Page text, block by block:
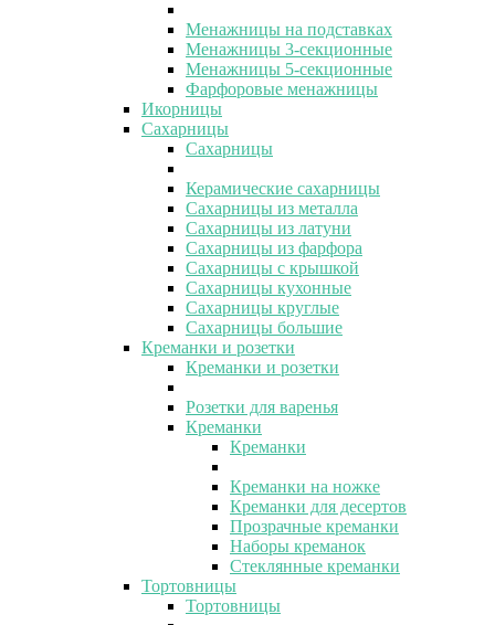
Менажницы на подставках
Менажницы 3-секционные
Менажницы 5-секционные
Фарфоровые менажницы
Икорницы
Сахарницы
Сахарницы
Керамические сахарницы
Сахарницы из металла
Сахарницы из латуни
Сахарницы из фарфора
Сахарницы с крышкой
Сахарницы кухонные
Сахарницы круглые
Сахарницы большие
Креманки и розетки
Креманки и розетки
Розетки для варенья
Креманки
Креманки
Креманки на ножке
Креманки для десертов
Прозрачные креманки
Наборы креманок
Стеклянные креманки
Тортовницы
Тортовницы